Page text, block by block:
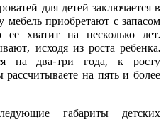
для детей заключается в
мебель приобретают с запасом
хватит на несколько лет.
исходя из роста ребенка.
на два-три года, к росту
на пять и более
габариты детских